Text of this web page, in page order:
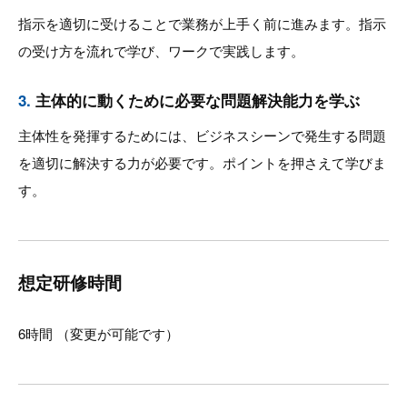
指示を適切に受けることで業務が上手く前に進みます。指示
の受け方を流れで学び、ワークで実践します。
3. 主体的に動くために必要な問題解決能力を学ぶ
主体性を発揮するためには、ビジネスシーンで発生する問題
を適切に解決する力が必要です。ポイントを押さえて学びま
す。
想定研修時間
6時間 （変更が可能です）